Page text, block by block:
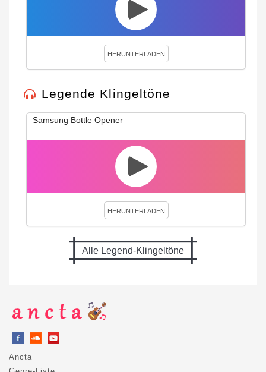
HERUNTERLADEN
Legende Klingeltöne
Samsung Bottle Opener
HERUNTERLADEN
Alle Legend-Klingeltöne
Ancta